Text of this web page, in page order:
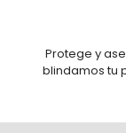
Protege y
blindamos tu